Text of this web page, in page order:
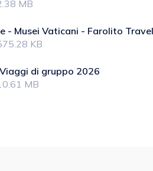
MB
- Musei Vaticani - Farolito Travel
KB
di gruppo 2026
MB